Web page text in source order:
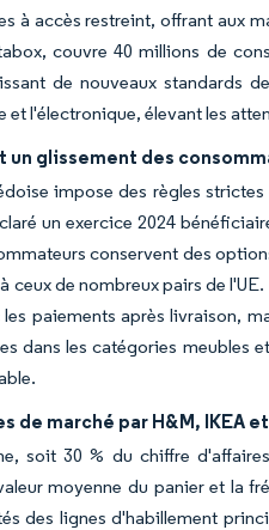
à accès restreint, offrant aux
couvre 40 millions de
de nouveaux standards
l'électronique, élevant les
un glissement des
impose des règles
un exercice 2024
conservent des
ceux de nombreux pairs de
paiements après livraison,
dans les catégories
de marché par H&M, IKEA
soit 30 % du chiffre
moyenne du panier et la
des lignes d'habillement